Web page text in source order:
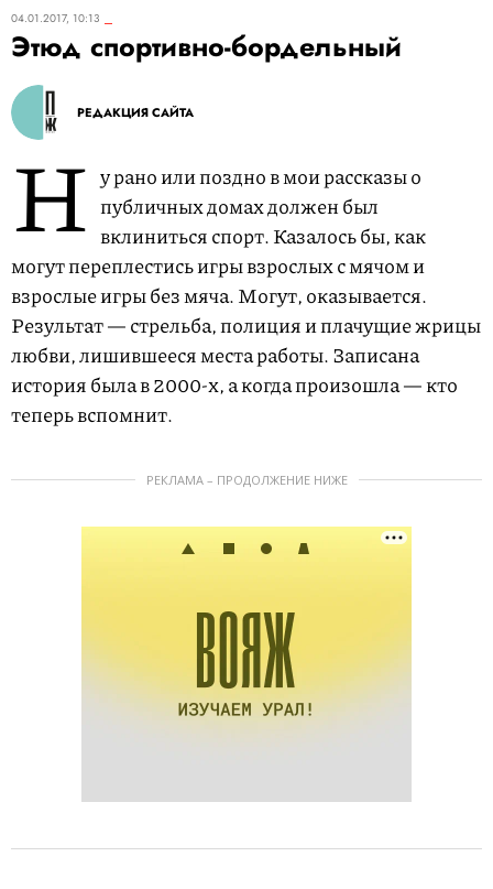
04.01.2017, 10:13
Этюд спортивно-бордельный
РЕДАКЦИЯ САЙТА
Н у рано или поздно в мои рассказы о
публичных домах должен был
вклиниться спорт. Казалось бы, как
могут переплестись игры взрослых с мячом и
взрослые игры без мяча. Могут, оказывается.
Результат — стрельба, полиция и плачущие жрицы
любви, лишившееся места работы. Записана
история была в 2000-х, а когда произошла — кто
теперь вспомнит.
РЕКЛАМА – ПРОДОЛЖЕНИЕ НИЖЕ